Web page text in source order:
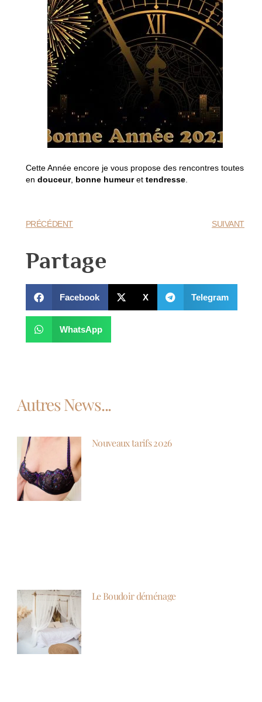
Cette Année encore je vous propose des rencontres toutes
en douceur, bonne humeuret tendresse.
PRÉCÉDENT SUIVANT
Partage
Facebook X Telegram
WhatsApp
Autres News...
Nouveaux tarifs 2026
Le Boudoir déménage